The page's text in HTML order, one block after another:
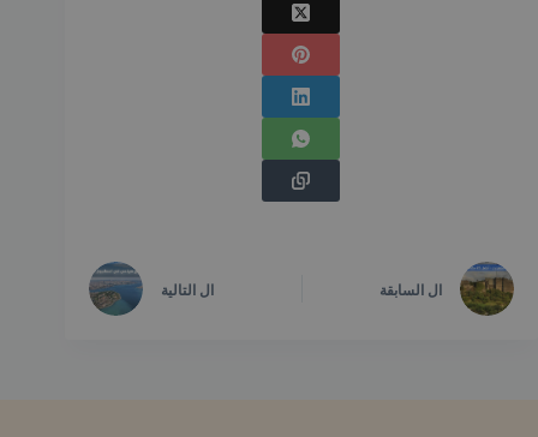
ال السابقة ال التالية